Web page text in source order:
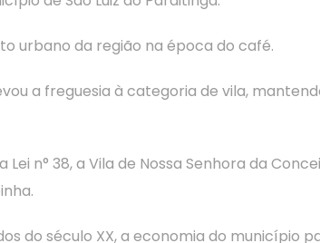
urbano da região na época do café.
a freguesia à categoria de vila,
Lei n° 38, a Vila de Nossa Senhora da
do século XX, a economia do município